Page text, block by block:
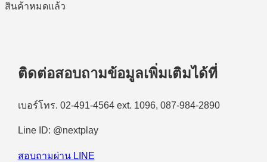
สินค้าหมดแล้ว
ติดต่อสอบถามข้อมูลเพิ่มเติมได้ที่
เบอร์โทร. 02-491-4564 ext. 1096, 087-984-2890
Line ID: @nextplay
สอบถามผ่าน LINE